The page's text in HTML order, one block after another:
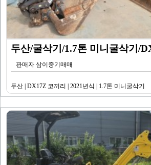
판매자 삼이중기매매
두산 | DX17Z 코끼리 | 2021년식 | 1.7톤 미니굴삭기